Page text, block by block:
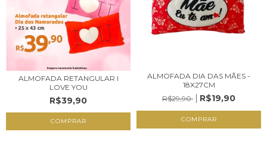
ALMOFADA RETANGULAR I
LOVE YOU
R$39,90
COMPRAR
ALMOFADA DIA DAS MÃES -
18X27CM
R$29,90
R$19,90
COMPRAR